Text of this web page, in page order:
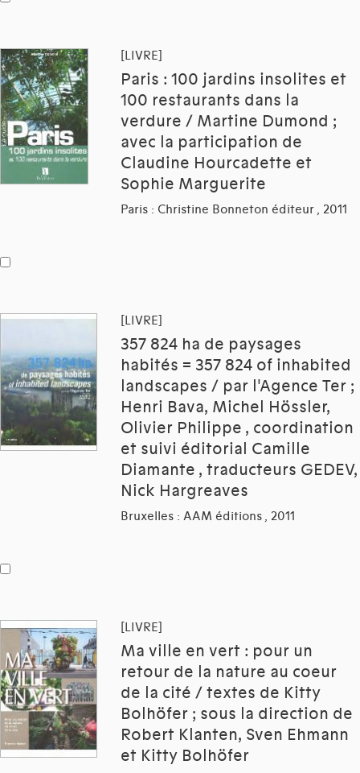
[LIVRE]
Paris : 100 jardins insolites et
100 restaurants dans la
verdure / Martine Dumond ;
avec la participation de
Claudine Hourcadette et
Sophie Marguerite
Paris : Christine Bonneton éditeur , 2011
[LIVRE]
357 824 ha de paysages
habités = 357 824 of inhabited
landscapes / par l'Agence Ter ;
Henri Bava, Michel Hössler,
Olivier Philippe , coordination
et suivi éditorial Camille
Diamante , traducteurs GEDEV,
Nick Hargreaves
Bruxelles : AAM éditions , 2011
[LIVRE]
Ma ville en vert : pour un
retour de la nature au coeur
de la cité / textes de Kitty
Bolhöfer ; sous la direction de
Robert Klanten, Sven Ehmann
et Kitty Bolhöfer